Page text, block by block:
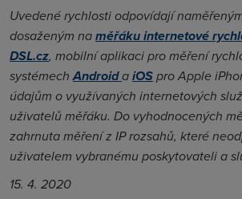
Uvedené rychlosti odpovídají
dosaženým naměřáku internetové
DSL.cz, mobilní aplikaci pro měření
systémechAndroidaiOSpro Apple
údajům o využívaných internetových
uživatelů měřáku. Do vyhodnocených
zahrnuta měření z IP rozsahů, které
uživatelem vybranému poskytovateli a
15. 4. 2020